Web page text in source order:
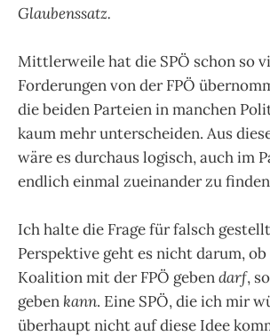
Glaubenssatz.
Mittlerweile hat die SPÖ schon so
Forderungen von der FPÖ
die beiden Parteien in manchen
kaum mehr unterscheiden. Aus
wäre es durchaus logisch, auch im
endlich einmal zueinander zu
Ich halte die Frage für falsch
Perspektive geht es nicht darum, ob
Koalition mit der FPÖ gebendarf,
geben kann. Eine SPÖ, die ich mir
überhaupt nicht auf diese Idee